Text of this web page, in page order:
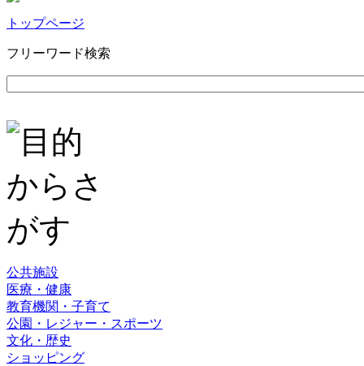
トップページ
フリーワード検索
公共施設
医療・健康
教育機関・子育て
公園・レジャー・スポーツ
文化・歴史
ショッピング